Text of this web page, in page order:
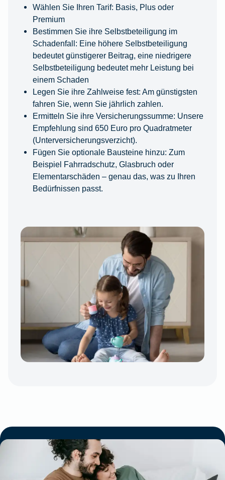
Wählen Sie Ihren Tarif: Basis, Plus oder
Premium
Bestimmen Sie ihre Selbstbeteiligung im
Schadenfall: Eine höhere Selbstbeteiligung
bedeutet günstigerer Beitrag, eine niedrigere
Selbstbeteiligung bedeutet mehr Leistung bei
einem Schaden
Legen Sie ihre Zahlweise fest: Am günstigsten
fahren Sie, wenn Sie jährlich zahlen.
Ermitteln Sie ihre Versicherungssumme: Unsere
Empfehlung sind 650 Euro pro Quadratmeter
(Unterversicherungsverzicht).
Fügen Sie optionale Bausteine hinzu: Zum
Beispiel Fahrradschutz, Glasbruch oder
Elementarschäden – genau das, was zu Ihren
Bedürfnissen passt.